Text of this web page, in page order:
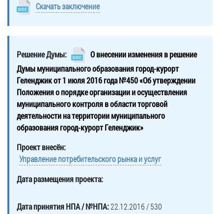
Скачать заключение
Решение Думы:
О внесении изменения в решение
Думы муниципального образования город-курорт
Геленджик от 1 июля 2016 года №450 «Об утверждении
Положения о порядке организации и осуществления
муниципального контроля в области торговой
деятельности на территории муниципального
образования город-курорт Геленджик»
Проект внесён:
Управление потребительского рынка и услуг
Дата размещения проекта:
Дата принятия НПА / №НПА:22.12.2016 / 530